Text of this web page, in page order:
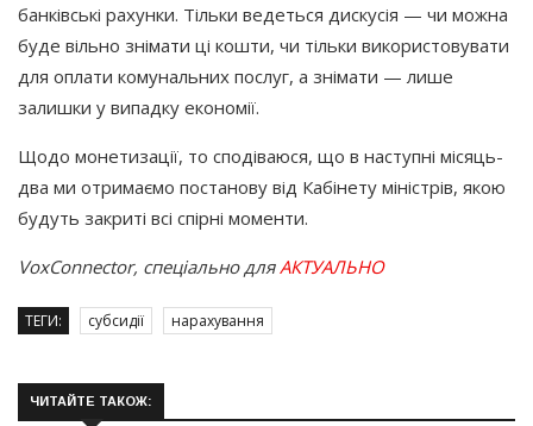
банківські рахунки. Тільки ведеться дискусія — чи можна
буде вільно знімати ці кошти, чи тільки використовувати
для оплати комунальних послуг, а знімати — лише
залишки у випадку економії.
Щодо монетизації, то сподіваюся, що в наступні місяць-
два ми отримаємо постанову від Кабінету міністрів, якою
будуть закриті всі спірні моменти.
VoxConnector, спеціально дляАКТУАЛЬНО
ТЕГИ: субсидії нарахування
ЧИТАЙТЕ ТАКОЖ: